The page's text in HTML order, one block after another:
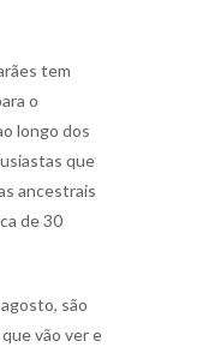
tem
o
longo dos
que
ancestrais
de 30
são
vão ver e